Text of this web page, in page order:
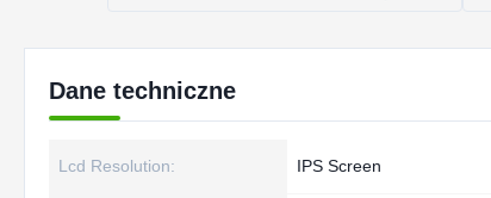
Dane techniczne
Lcd Resolution: IPS Screen